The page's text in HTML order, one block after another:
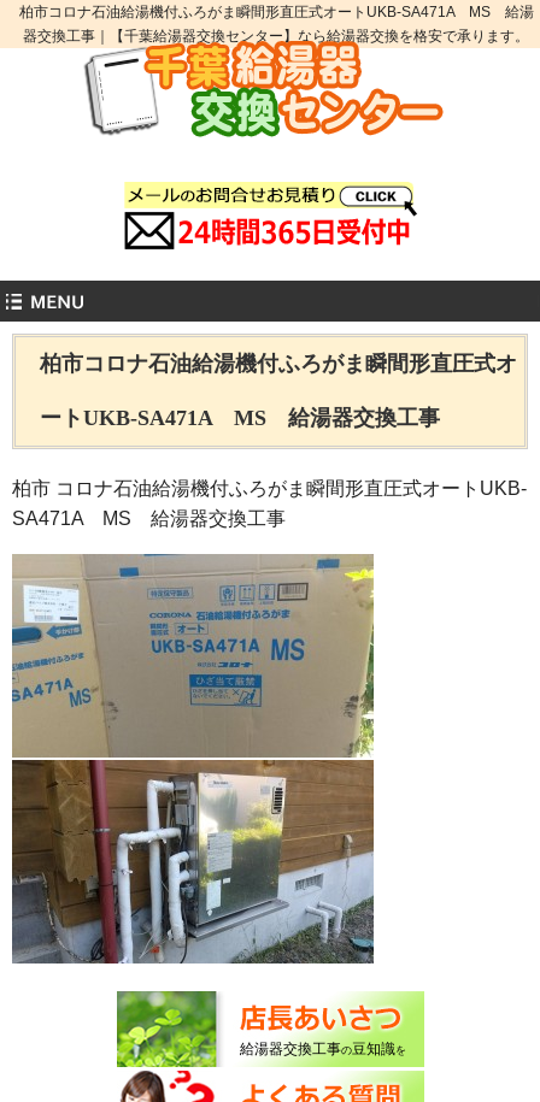
柏市コロナ石油給湯機付ふろがま瞬間形直圧式オートUKB-SA471A MS 給湯
器交換工事｜【千葉給湯器交換センター】なら給湯器交換を格安で承ります。
柏市コロナ石油給湯機付ふろがま瞬間形直圧式オ
ートUKB-SA471A MS 給湯器交換工事
柏市 コロナ石油給湯機付ふろがま瞬間形直圧式オートUKB-
SA471A MS 給湯器交換工事
給湯器交換工事の豆知識を